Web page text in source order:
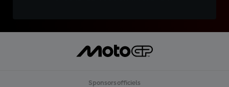
Sponsors officiels